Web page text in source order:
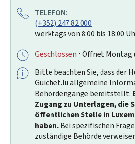
E
S
S
:
TELEFON:
(+352) 247 82 000
werktags von 8:00 bis 18:00
Geschlossen ⋅ Öffnet Montag
Bitte beachten Sie, dass der
Guichet.lu allgemeine
Behördengänge bereitstellt.
Zugang zu Unterlagen, die
öffentlichen Stelle in
haben.Bei spezifischen
zuständige Behörde